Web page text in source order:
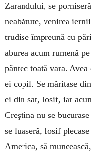
Zarandului, se
neabătute, venirea
trudise împreună cu
aburea acum rumenă
pântec toată vara.
ei copil. Se măritase
ei din sat, Iosif, iar
Creştina nu se
se luaseră, Iosif
America, să